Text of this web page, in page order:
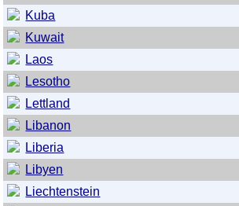
Kuba
Kuwait
Laos
Lesotho
Lettland
Libanon
Liberia
Libyen
Liechtenstein